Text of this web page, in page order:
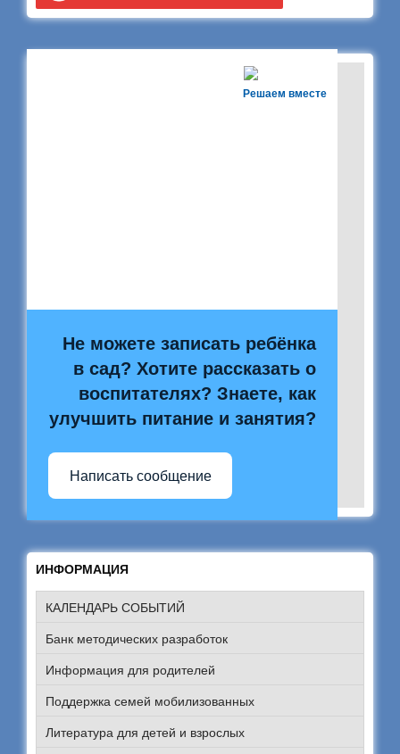
Решаем вместе
Не можете записать ребёнка
в сад? Хотите рассказать о
воспитателях? Знаете, как
улучшить питание и занятия?
Написать сообщение
ИНФОРМАЦИЯ
КАЛЕНДАРЬ СОБЫТИЙ
Банк методических разработок
Информация для родителей
Поддержка семей мобилизованных
Литература для детей и взрослых